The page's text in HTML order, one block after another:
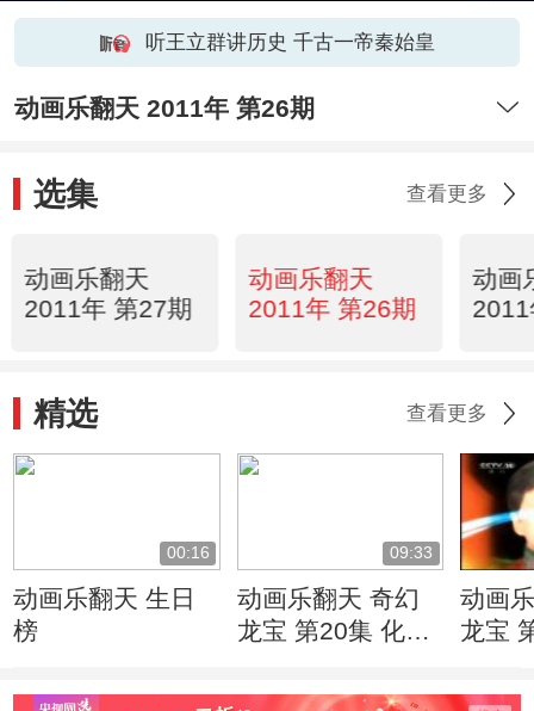
听王立群讲历史 千古一帝秦始皇
动画乐翻天 2011年 第26期
选集 查看更多
动画乐翻天
2011年 第27期
动画乐翻天
2011年 第26期
动画
精选 查看更多
00:16
动画乐翻天 生日
榜
09:33
动画乐翻天 奇幻
龙宝 第20集 化敌
动画
龙宝